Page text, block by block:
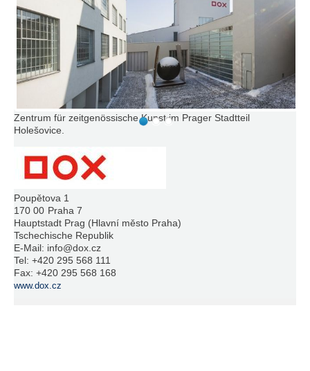
Zentrum für zeitgenössische Kunst im Prager Stadtteil
Holešovice.
Poupětova 1
170 00 Praha 7
Hauptstadt Prag (Hlavní město Praha)
Tschechische Republik
E-Mail: info@dox.cz
Tel: +420 295 568 111
Fax: +420 295 568 168
www.dox.cz